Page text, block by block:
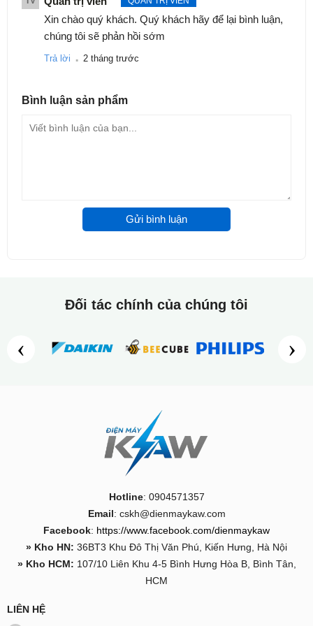
Xin chào quý khách. Quý khách hãy để lại bình luận,
chúng tôi sẽ phản hồi sớm
Trả lời . 2 tháng trước
Bình luận sản phẩm
Gửi bình luận
Đối tác chính của chúng tôi
‹ ›
Hotline: 0904571357
Email: cskh@dienmaykaw.com
Facebook: https://www.facebook.com/dienmaykaw
» Kho HN: 36BT3 Khu Đô Thị Văn Phú, Kiến Hưng, Hà Nội
» Kho HCM: 107/10 Liên Khu 4-5 Bình Hưng Hòa B, Bình Tân,
HCM
LIÊN HỆ